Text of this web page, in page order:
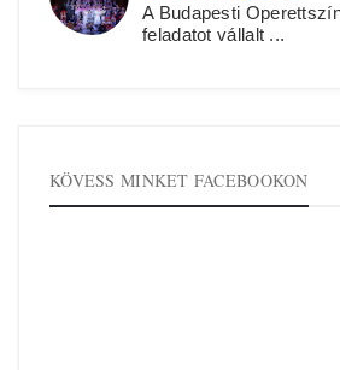
A Budapesti
feladatot vállalt ...
KÖVESS MINKET FACEBOOKON